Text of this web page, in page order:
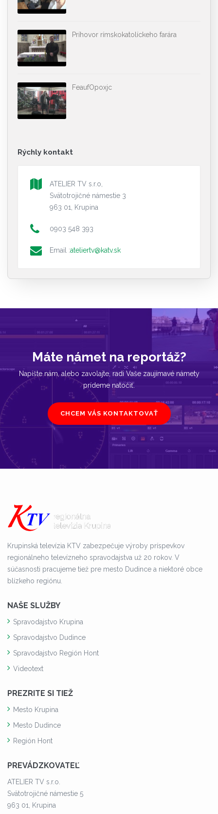
Príhovor rímskokatolíckeho farára
FeaufOpoxjc
Rýchly kontakt
ATELIER TV s.r.o,
Svätotrojičné námestie 3
963 01, Krupina
0903 548 393
Email :ateliertv@katv.sk
Máte námet na reportáž?
Napíšte nám, alebo zavolajte, radi Vaše zaujímavé námety
prídeme natočiť.
CHCEM VÁS KONTAKTOVAŤ
Krupinská televízia KTV zabezpečuje výroby príspevkov
regionálneho televízneho spravodajstva už 20 rokov. V
súčasnosti pracujeme tiež pre mesto Dudince a niektoré obce
blízkeho regiónu.
NAŠE SLUŽBY
Spravodajstvo Krupina
Spravodajstvo Dudince
Spravodajstvo Región Hont
Videotext
PREZRITE SI TIEŽ
Mesto Krupina
Mesto Dudince
Región Hont
PREVÁDZKOVATEĽ
ATELIER TV s.r.o.
Svätotrojičné námestie 5
963 01, Krupina